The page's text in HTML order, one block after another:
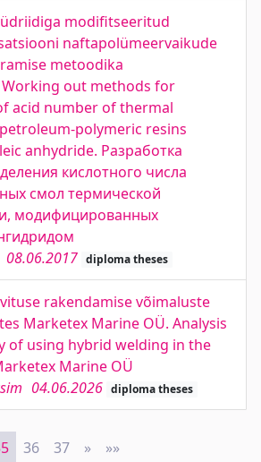
modifitseeritud
naftapolümeervaikude
metoodika
out methods for
acid number of thermal
polymeric resins
anhydride. Разработка
кислотного числа
смол термической
модифицированных
08.06.2017 diploma theses
rakendamise võimaluste
Marketex Marine OÜ. Analysis
of using hybrid welding in the
Marine OÜ
04.06.2026 diploma theses
36 37 » Next
»»